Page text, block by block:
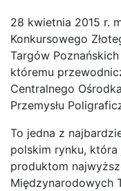
28 kwietnia 2015 r.
Konkursowego
Targów Poznańskich
któremu
Centralnego
Przemysłu
To jedna z
polskim rynku,
produktom
Międzynarodowych